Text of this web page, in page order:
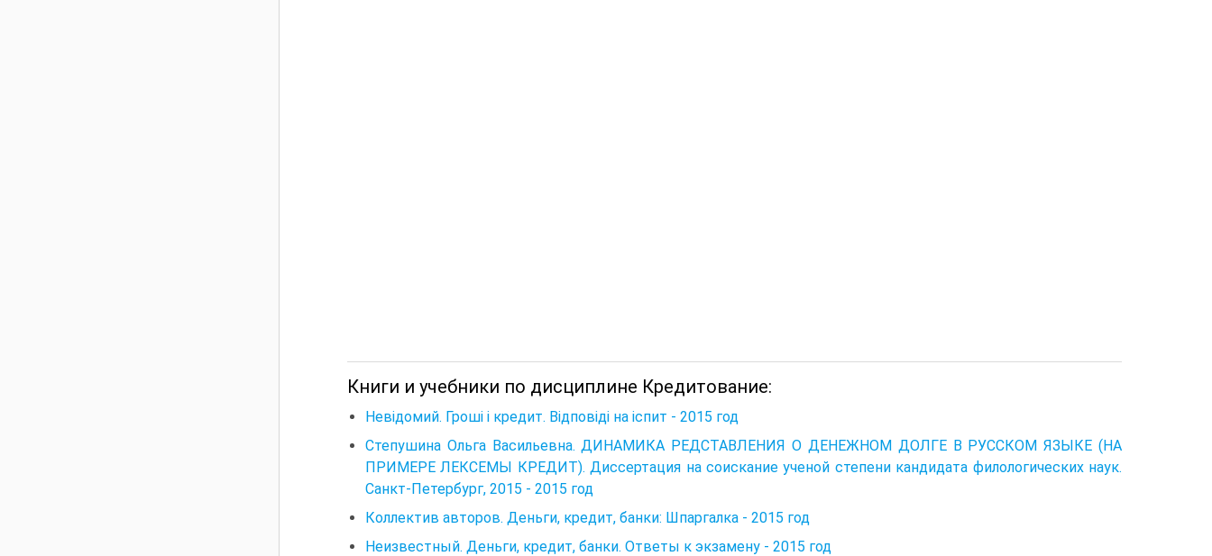
Книги и учебники по дисциплине Кредитование:
Невідомий. Гроші і кредит. Відповіді на іспит - 2015 год
Степушина Ольга Васильевна. ДИНАМИКА РЕДСТАВЛЕНИЯ О ДЕНЕЖНОМ ДОЛГЕ В РУССКОМ ЯЗЫКЕ (НА
ПРИМЕРЕ ЛЕКСЕМЫ КРЕДИТ). Диссертация на соискание ученой степени кандидата филологических наук.
Санкт-Петербург, 2015 - 2015 год
Коллектив авторов. Деньги, кредит, банки: Шпаргалка - 2015 год
Неизвестный. Деньги, кредит, банки. Ответы к экзамену - 2015 год